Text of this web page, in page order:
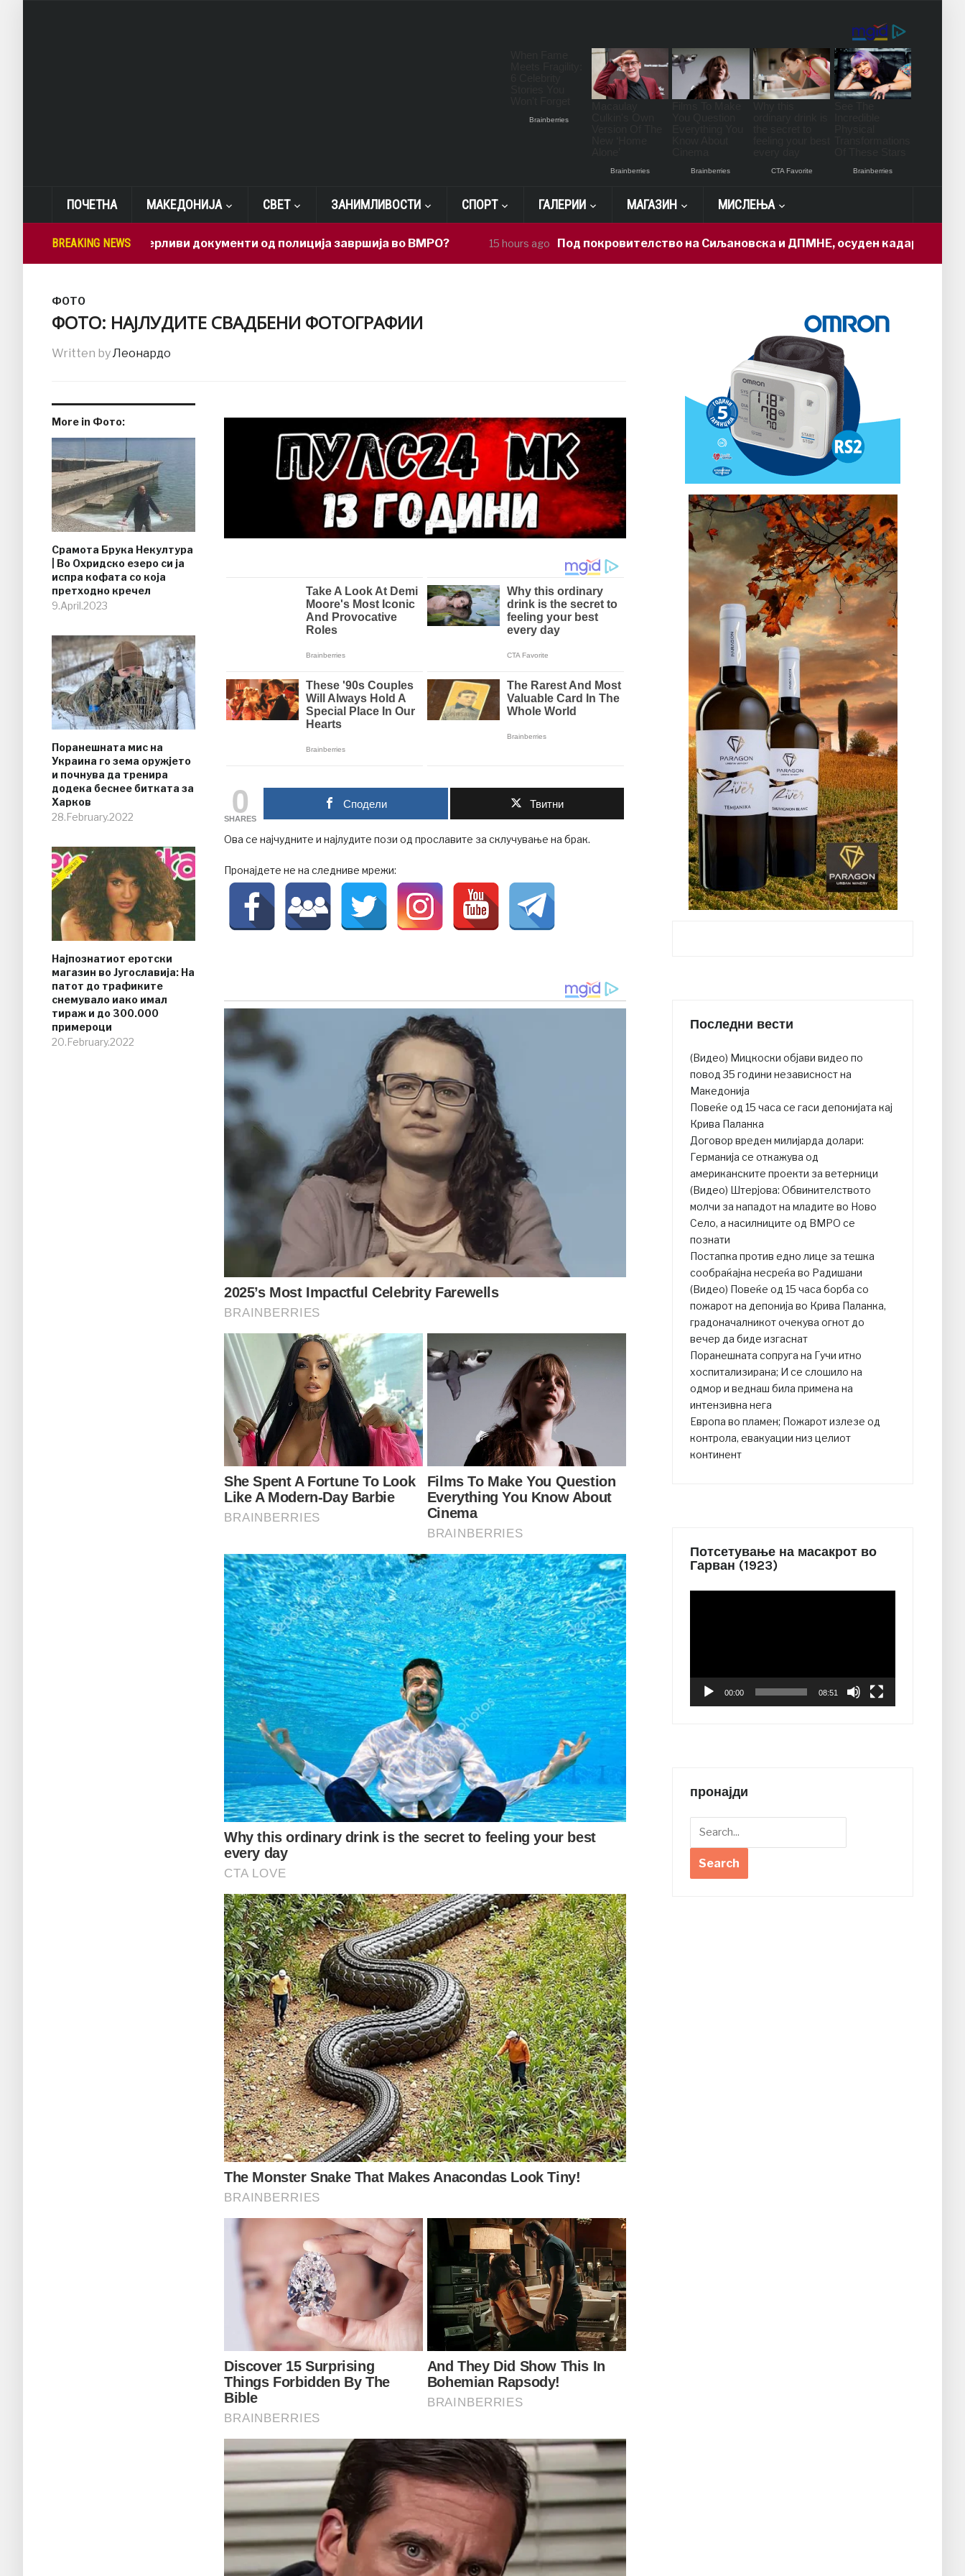
ПОЧЕТНА МАКЕДОНИЈА СВЕТ ЗАНИМЛИВОСТИ СПОРТ ГАЛЕРИИ МАГАЗИН МИСЛЕЊА
BREAKING NEWS
Како доверливи документи од полиција завршија во ВМРО? 15 hours ago Под покровителство на Сиљановска и ДПМНЕ, осуден кадар доби „државна
ФОТО
ФОТО: НАЈЛУДИТЕ СВАДБЕНИ ФОТОГРАФИИ
Written byЛеонардо
More in Фото:
Срамота Брука Некултура
| Во Охридско езеро си ја
испра кофата со која
претходно кречел
9.April.2023
Поранешната мис на
Украина го зема оружјето
и почнува да тренира
додека беснее битката за
Харков
28.February.2022
Најпознатиот еротски
магазин во Југославија: На
патот до трафиките
снемувало иако имал
тираж и до 300.000
примероци
20.February.2022
0
SHARES
Сподели Твитни
Ова се најчудните и најлудите пози од прославите за склучување на брак.
Пронајдете не на следниве мрежи:
Последни вести
(Видео) Мицкоски објави видео по
повод 35 години независност на
Македонија
Повеќе од 15 часа се гаси депонијата кај
Крива Паланка
Договор вреден милијарда долари:
Германија се откажува од
американските проекти за ветерници
(Видео) Штерјова: Обвинителството
молчи за нападот на младите во Ново
Село, а насилниците од ВМРО се
познати
Постапка против едно лице за тешка
сообраќајна несреќа во Радишани
(Видео) Повеќе од 15 часа борба со
пожарот на депонија во Крива Паланка,
градоначалникот очекува огнот до
вечер да биде изгаснат
Поранешната сопруга на Гучи итно
хоспитализирана; И се слошило на
одмор и веднаш била примена на
интензивна нега
Европа во пламен; Пожарот излезе од
контрола, евакуации низ целиот
континент
Потсетување на масакрот во
Гарван (1923)
00:00 08:51
пронајди